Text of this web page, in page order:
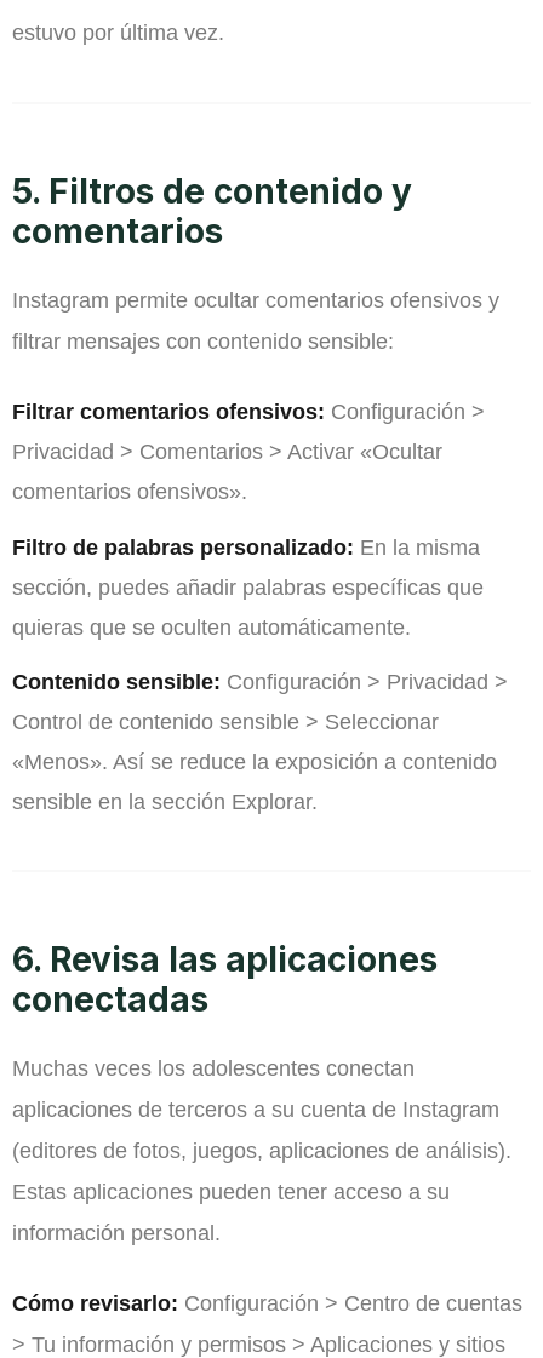
estuvo por última vez.
5. Filtros de contenido y
comentarios
Instagram permite ocultar comentarios ofensivos y
filtrar mensajes con contenido sensible:
Filtrar comentarios ofensivos: Configuración >
Privacidad > Comentarios > Activar «Ocultar
comentarios ofensivos».
Filtro de palabras personalizado: En la misma
sección, puedes añadir palabras específicas que
quieras que se oculten automáticamente.
Contenido sensible: Configuración > Privacidad >
Control de contenido sensible > Seleccionar
«Menos». Así se reduce la exposición a contenido
sensible en la sección Explorar.
6. Revisa las aplicaciones
conectadas
Muchas veces los adolescentes conectan
aplicaciones de terceros a su cuenta de Instagram
(editores de fotos, juegos, aplicaciones de análisis).
Estas aplicaciones pueden tener acceso a su
información personal.
Cómo revisarlo: Configuración > Centro de cuentas
> Tu información y permisos > Aplicaciones y sitios